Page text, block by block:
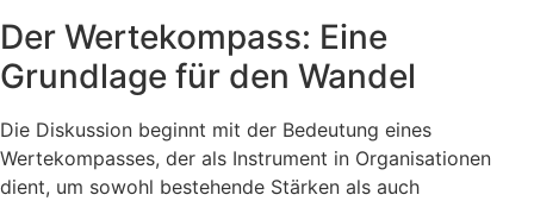
Der Wertekompass: Eine
Grundlage für den Wandel
Die Diskussion beginnt mit der Bedeutung eines
Wertekompasses, der als Instrument in Organisationen
dient, um sowohl bestehende Stärken als auch